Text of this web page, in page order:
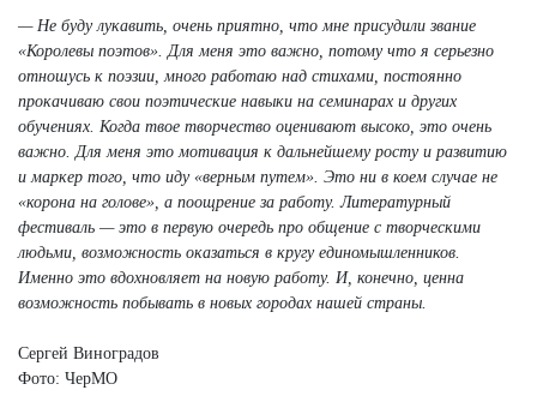
— Не буду лукавить, очень приятно, что мне присудили звание
«Королевы поэтов». Для меня это важно, потому что я серьезно
отношусь к поэзии, много работаю над стихами, постоянно
прокачиваю свои поэтические навыки на семинарах и других
обучениях. Когда твое творчество оценивают высоко, это очень
важно. Для меня это мотивация к дальнейшему росту и развитию
и маркер того, что иду «верным путем». Это ни в коем случае не
«корона на голове», а поощрение за работу. Литературный
фестиваль — это в первую очередь про общение с творческими
людьми, возможность оказаться в кругу единомышленников.
Именно это вдохновляет на новую работу. И, конечно, ценна
возможность побывать в новых городах нашей страны.
Сергей Виноградов
Фото: ЧерМО